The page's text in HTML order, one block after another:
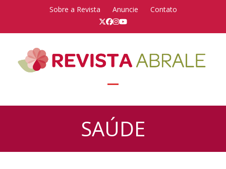
Sobre a Revista Anuncie
Contato
Twitter
Facebook
Instagram
YouTube
menu
menu
SAÚDE